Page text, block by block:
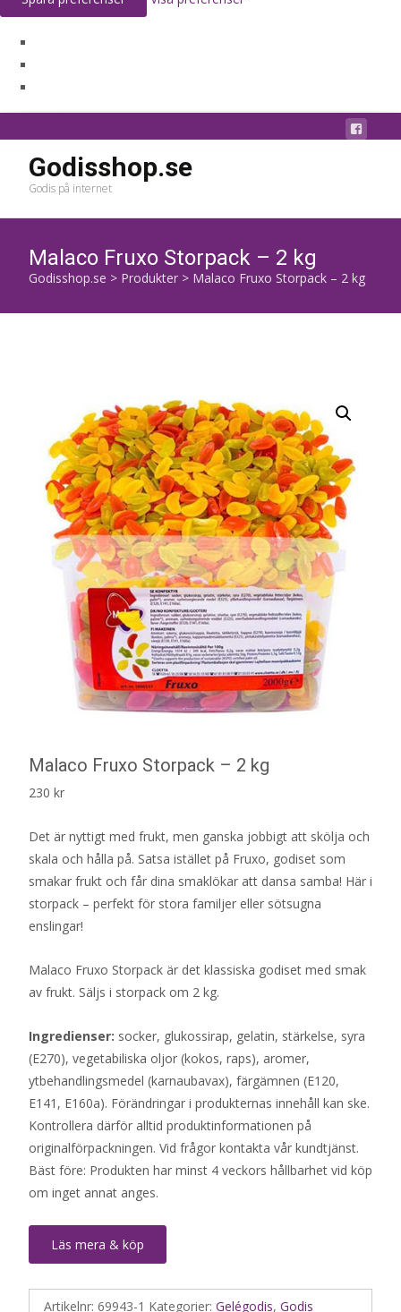
Godisshop.se
Godis på internet
Malaco Fruxo Storpack – 2 kg
Godisshop.se > Produkter > Malaco Fruxo Storpack – 2 kg
Malaco Fruxo Storpack – 2 kg
230 kr
Det är nyttigt med frukt, men ganska jobbigt att skölja och
skala och hålla på. Satsa istället på Fruxo, godiset som
smakar frukt och får dina smaklökar att dansa samba! Här i
storpack – perfekt för stora familjer eller sötsugna
enslingar!
Malaco Fruxo Storpack är det klassiska godiset med smak
av frukt. Säljs i storpack om 2 kg.
Ingredienser: socker, glukossirap, gelatin, stärkelse, syra
(E270), vegetabiliska oljor (kokos, raps), aromer,
ytbehandlingsmedel (karnaubavax), färgämnen (E120,
E141, E160a). Förändringar i produkternas innehåll kan ske.
Kontrollera därför alltid produktinformationen på
originalförpackningen. Vid frågor kontakta vår kundtjänst.
Bäst före: Produkten har minst 4 veckors hållbarhet vid köp
om inget annat anges.
Läs mera & köp
Artikelnr: 69943-1 Kategorier: Gelégodis, Godis